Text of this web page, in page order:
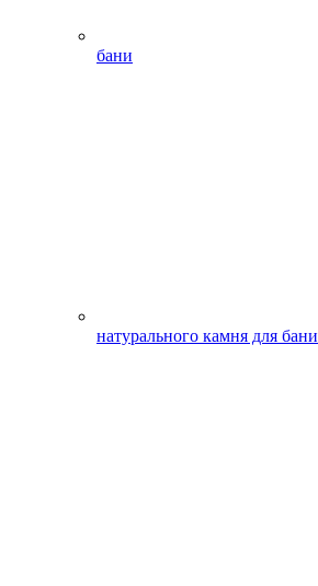
бани
натурального камня для бани